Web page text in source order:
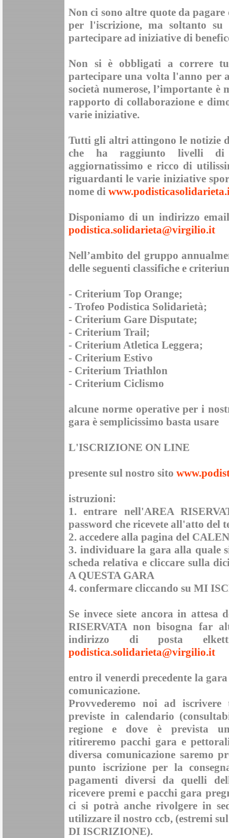
Non ci sono altre quote da
per l'iscrizione, ma soltanto
partecipare ad iniziative di
Non si è obbligati a correre
partecipare una volta l'anno per
società numerose, l’importante è
rapporto di collaborazione e
varie iniziative.
Tutti gli altri attingono le notizie
che ha raggiunto livelli di
aggiornatissimo e ricco di
riguardanti le varie iniziative
nome di
Disponiamo di un indirizzo
podistica.solidarieta@virgilio.it
Nell’ambito del gruppo
delle seguenti classifiche e
- Criterium Top Orange;
- Trofeo Podistica Solidarietà;
- Criterium Gare Disputate;
- Criterium Trail;
- Criterium Atletica Leggera;
- Criterium Estivo
- Criterium Triathlon
- Criterium Ciclismo
alcune norme operative per i
gara è semplicissimo basta usare
L'ISCRIZIONE ON LINE
presente sul nostro sito
istruzioni:
1. entrare nell'AREA
password che ricevete all'atto del
2. accedere alla pagina del
3. individuare la gara alla quale
scheda relativa e cliccare sulla
A QUESTA GARA
4. confermare cliccando su MI
Se invece siete ancora in attesa
RISERVATA non bisogna far
indirizzo di posta
podistica.solidarieta@virgilio.it
entro il venerdi precedente la
comunicazione.
Provvederemo noi ad
previste in calendario
regione e dove è prevista
ritireremo pacchi gara e
diversa comunicazione saremo
punto iscrizione per la
pagamenti diversi da quelli
ricevere premi e pacchi gara
ci si potrà anche rivolgere in
utilizzare il nostro ccb, (estremi
DI ISCRIZIONE).